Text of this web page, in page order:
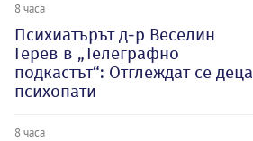
8 часа
Психиатърът д-р Веселин
Герев в „Телеграфно
подкастът“: Отглеждат се деца
психопати
8 часа